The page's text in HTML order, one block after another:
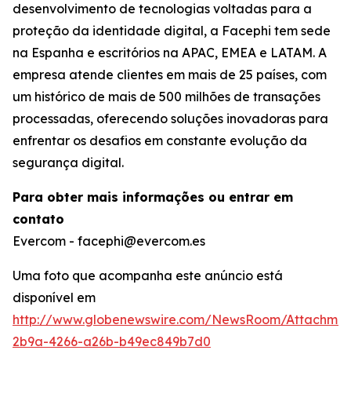
desenvolvimento de tecnologias voltadas para a
proteção da identidade digital, a Facephi tem sede
na Espanha e escritórios na APAC, EMEA e LATAM. A
empresa atende clientes em mais de 25 países, com
um histórico de mais de 500 milhões de transações
processadas, oferecendo soluções inovadoras para
enfrentar os desafios em constante evolução da
segurança digital.
Para obter mais informações ou entrar em
contato
Evercom - facephi@evercom.es
Uma foto que acompanha este anúncio está
disponível em
http://www.globenewswire.com/NewsRoom/
2b9a-4266-a26b-b49ec849b7d0